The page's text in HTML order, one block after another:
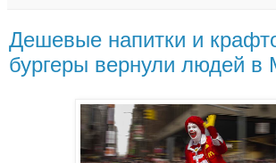
Дешевые напитки и
бургеры вернули людей в